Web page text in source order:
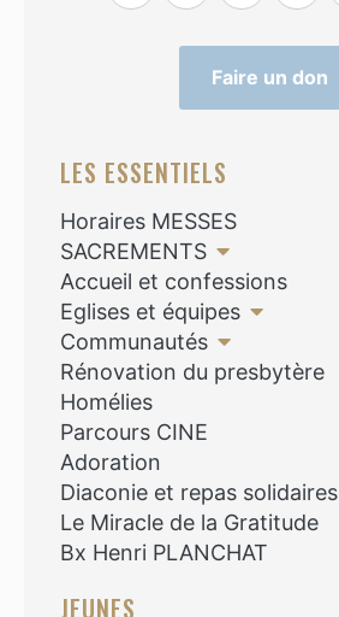
Faire un don
LES ESSENTIELS
Horaires MESSES
SACREMENTS
Accueil et confessions
Eglises et équipes
Communautés
Rénovation du presbytère
Homélies
Parcours CINE
Adoration
Diaconie et repas solidaires
Le Miracle de la Gratitude
Bx Henri PLANCHAT
JEUNES